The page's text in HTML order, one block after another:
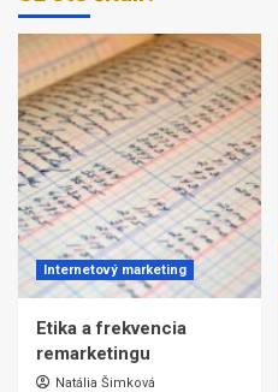
Internetový marketing
Etika a frekvencia
remarketingu
Natália Šimková